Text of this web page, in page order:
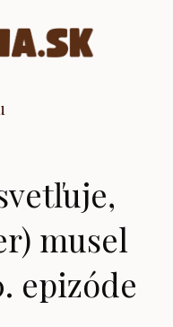
musel
epizóde